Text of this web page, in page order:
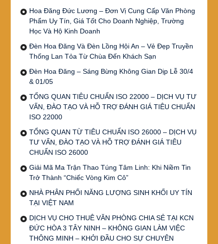
Hoa Đăng Đức Lương – Đơn Vị Cung Cấp Văn Phòng
Phẩm Uy Tín, Giá Tốt Cho Doanh Nghiệp, Trường
Học Và Hộ Kinh Doanh
Đèn Hoa Đăng Và Đèn Lồng Hội An – Vẻ Đẹp Truyền
Thống Lan Tỏa Từ Chùa Đến Khách Sạn
Đèn Hoa Đăng – Sáng Bừng Không Gian Dịp Lễ 30/4
& 01/05
TỔNG QUAN TIÊU CHUẨN ISO 22000 – DỊCH VỤ TƯ
VẤN, ĐÀO TẠO VÀ HỖ TRỢ ĐÁNH GIÁ TIÊU CHUẨN
ISO 22000
TỔNG QUAN TỪ TIÊU CHUẨN ISO 26000 – DỊCH VỤ
TƯ VẤN, ĐÀO TẠO VÀ HỖ TRỢ ĐÁNH GIÁ TIÊU
CHUẨN ISO 26000
Giải Mã Ma Trận Thao Túng Tâm Linh: Khi Niềm Tin
Trở Thành “Chiếc Vòng Kim Cô”
NHÀ PHÂN PHỐI NĂNG LƯỢNG SINH KHỐI UY TÍN
TẠI VIỆT NAM
DỊCH VỤ CHO THUÊ VĂN PHÒNG CHIA SẺ TẠI KCN
ĐỨC HÒA 3 TÂY NINH – KHÔNG GIAN LÀM VIỆC
THÔNG MINH – KHỞI ĐẦU CHO SỰ CHUYÊN